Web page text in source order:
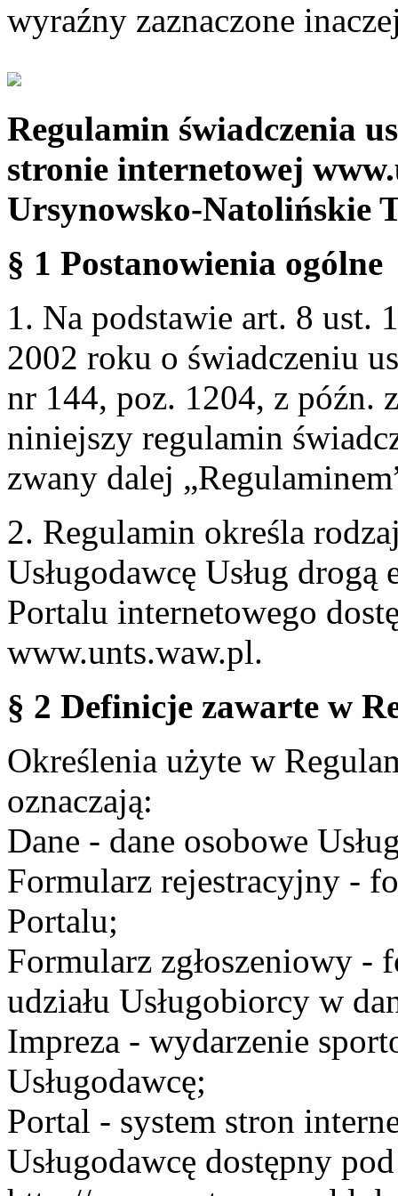
wyraźny zaznaczone
Regulamin świadczenia
stronie internetowej
Ursynowsko-Natolińskie
§ 1 Postanowienia ogólne
1. Na podstawie art. 8 ust.
2002 roku o świadczeniu
nr 144, poz. 1204, z późn.
niniejszy regulamin
zwany dalej
2. Regulamin określa
Usługodawcę Usług
Portalu internetowego
www.unts.waw.pl.
§ 2 Definicje zawarte w
Określenia użyte w
oznaczają:
Dane - dane osobowe
Formularz rejestracyjny -
Portalu;
Formularz zgłoszeniowy -
udziału Usługobiorcy w
Impreza - wydarzenie
Usługodawcę;
Portal - system stron
Usługodawcę dostępny